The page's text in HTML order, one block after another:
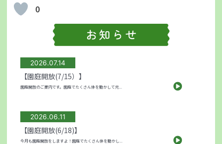
0
2026.07.14
【園庭開放(7/15）】
園庭開放のご案内です。園庭でたくさん体を動かして元...
2026.06.11
【園庭開放(6/18)】
今月も園庭開放をしますよ！園庭でたくさん体を動かし...